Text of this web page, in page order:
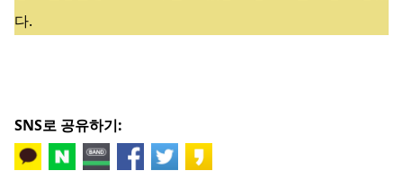
다.
SNS로 공유하기: